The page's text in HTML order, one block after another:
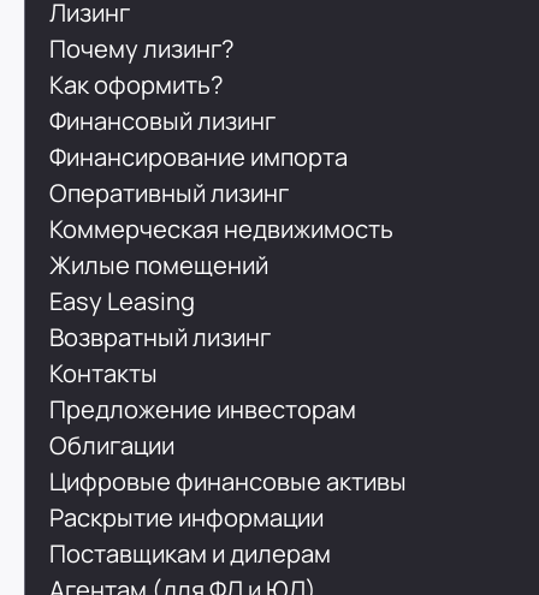
Лизинг
Почему лизинг?
Как оформить?
Финансовый лизинг
Финансирование импорта
Оперативный лизинг
Коммерческая недвижимость
Жилые помещений
Easy Leasing
Возвратный лизинг
Контакты
Предложение инвесторам
Облигации
Цифровые финансовые активы
Раскрытие информации
Поставщикам и дилерам